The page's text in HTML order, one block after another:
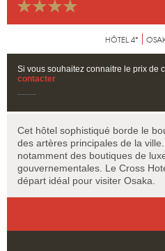
HÔTEL 4*
Si vous souhaitez connaitre le prix de
contacter
Cet hôtel sophistiqué borde le
des artères principales de la
notamment des boutiques de
gouvernementales. Le Cross
départ idéal pour visiter Osaka.